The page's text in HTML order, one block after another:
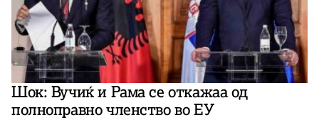
Шок: Вучиќ и Рама се откажаа од
полноправно членство во ЕУ